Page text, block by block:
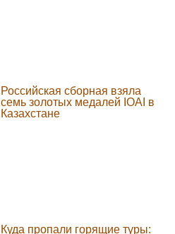
Российская сборная взяла
семь золотых медалей IOAI в
Казахстане
Куда пропали горящие туры: